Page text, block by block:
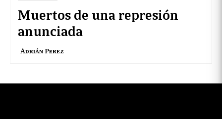
Muertos de una represión
anunciada
Adrián Perez